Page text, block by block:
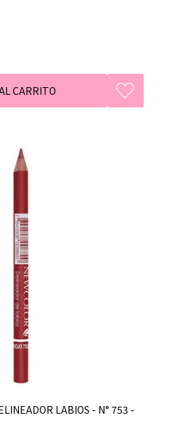
LABIOS - N° 753 -